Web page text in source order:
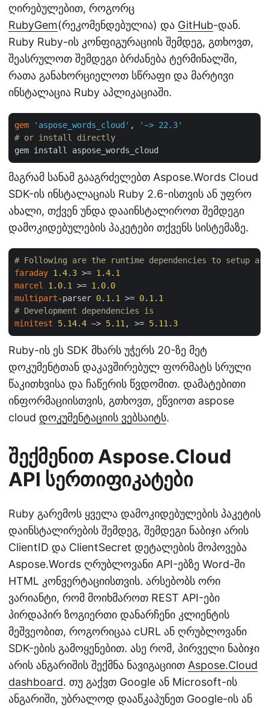
ღირებულებით, როგორც
RubyGem(რეკომენდებულია) და GitHub-დან.
Ruby Ruby-ის კონფიგურაციის შემდეგ, გთხოვთ,
შეასრულოთ შემდეგი ბრძანება ტერმინალში,
რათა განახორციელოთ სწრაფი და მარტივი
ინსტალაცია Ruby აპლიკაციაში.
gem 'aspose_words_cloud' ,
'~> 22.3'
# or install directly
მაგრამ სანამ გააგრძელებთ Aspose.Words Cloud
SDK-ის ინსტალაციას Ruby 2.6-ისთვის ან უფრო
ახალი, თქვენ უნდა დააინსტალიროთ შემდეგი
დამოკიდებულების პაკეტები თქვენს სისტემაზე.
# Following are the runtime dependencies to setup
faraday 1 .4. 3 >= 1 .4. 1
marcel
1 . 0. 1 >= 1 . 0. 0
multipart-parser 0. 1 . 1 >= 0. 1 . 1
# Development dependencies is
minitest
5. 14.4 ~> 5. 11 , >= 5. 11 . 3
Ruby-ის ეს SDK მხარს უჭერს 20-ზე მეტ
დოკუმენტთან დაკავშირებულ ფორმატს სრული
წაკითხვისა და ჩაწერის წვდომით. დამატებითი
ინფორმაციისთვის, გთხოვთ, ეწვიოთ aspose
cloud დოკუმენტაციის ვებსაიტს.
შექმენით Aspose.Cloud
API სერთიფიკატები
Ruby გარემოს ყველა დამოკიდებულების პაკეტის
დაინსტალირების შემდეგ, შემდეგი ნაბიჯი არის
ClientID და ClientSecret დეტალების მოპოვება
Aspose.Words ღრუბლოვანი API-ებზე Word-ში
HTML კონვერტაციისთვის. არსებობს ორი
ვარიანტი, რომ მოიხმაროთ REST API-ები
პირდაპირ ზოგიერთი დანარჩენი კლიენტის
მეშვეობით, როგორიცაა cURL ან ღრუბლოვანი
SDK-ების გამოყენებით. ასე რომ, პირველი ნაბიჯი
არის ანგარიშის შექმნა ნავიგაციით Aspose.Cloud
dashboard. თუ გაქვთ Google ან Microsoft-ის
ანგარიში, უბრალოდ დააწკაპუნეთ Google-ის ან